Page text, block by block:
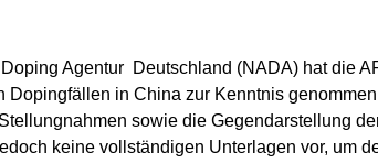
Juristische Vorträge
NADAmed
Dopingfallen
Agentur Deutschland (NADA) hat die
Dopingfällen in China zur Kenntnis
sowie die Gegendarstellung
keine vollständigen Unterlagen vor, um